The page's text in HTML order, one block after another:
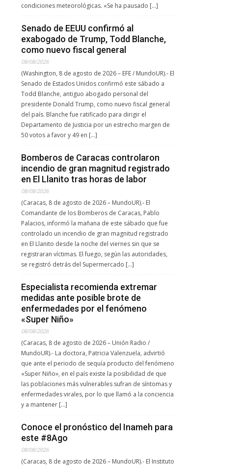
condiciones meteorológicas. «Se ha pausado […]
Senado de EEUU confirmó al
exabogado de Trump, Todd Blanche,
como nuevo fiscal general
08/08/2026
(Washington, 8 de agosto de 2026 – EFE / MundoUR).- El
Senado de Estados Unidos confirmó este sábado a
Todd Blanche, antiguo abogado personal del
presidente Donald Trump, como nuevo fiscal general
del país. Blanche fue ratificado para dirigir el
Departamento de Justicia por un estrecho margen de
50 votos a favor y 49 en […]
Bomberos de Caracas controlaron
incendio de gran magnitud registrado
en El Llanito tras horas de labor
08/08/2026
(Caracas, 8 de agosto de 2026 – MundoUR).- El
Comandante de los Bomberos de Caracas, Pablo
Palacios, informó la mañana de este sábado que fue
controlado un incendio de gran magnitud registrado
en El Llanito desde la noche del viernes sin que se
registraran víctimas. El fuego, según las autoridades,
se registró detrás del Supermercado […]
Especialista recomienda extremar
medidas ante posible brote de
enfermedades por el fenómeno
«Super Niño»
08/08/2026
(Caracas, 8 de agosto de 2026 – Unión Radio /
MundoUR).- La doctora, Patricia Valenzuela, advirtió
que ante el periodo de sequía producto del fenómeno
«Super Niño», en el país existe la posibilidad de que
las poblaciones más vulnerables sufran de síntomas y
enfermedades virales, por lo que llamó a la conciencia
y a mantener […]
Conoce el pronóstico del Inameh para
este #8Ago
08/08/2026
(Caracas, 8 de agosto de 2026 – MundoUR).- El Instituto